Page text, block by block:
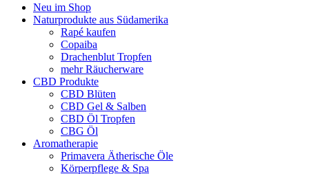
Neu im Shop
Naturprodukte aus Südamerika
Rapé kaufen
Copaiba
Drachenblut Tropfen
mehr Räucherware
CBD Produkte
CBD Blüten
CBD Gel & Salben
CBD Öl Tropfen
CBG Öl
Aromatherapie
Primavera Ätherische Öle
Körperpflege & Spa